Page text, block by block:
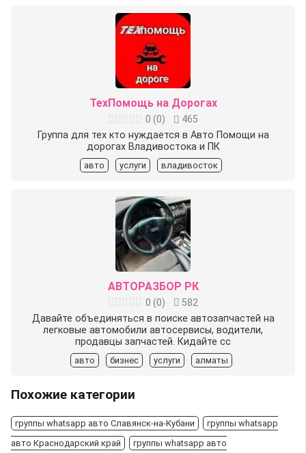
ТехПомощь на Дорогах
0 (0)
465
Группа для тех кто нуждается в Авто Помощи на
дорогах Владивостока и ПК
авто услуги владивосток
АВТОРАЗБОР РК
0 (0)
582
Давайте объединяться в поиске автозапчастей на
легковые автомобили автосервисы, водители,
продавцы запчастей. Кидайте сс
авто бизнес услуги алматы
Похожие категории
группы whatsapp авто Славянск-на-Кубани
группы whatsapp
авто Краснодарский край
группы whatsapp авто